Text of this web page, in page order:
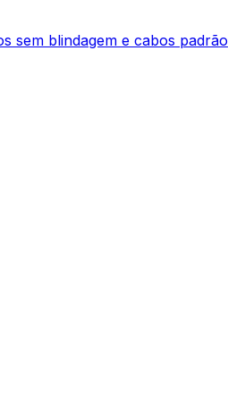
sem blindagem e cabos padrão